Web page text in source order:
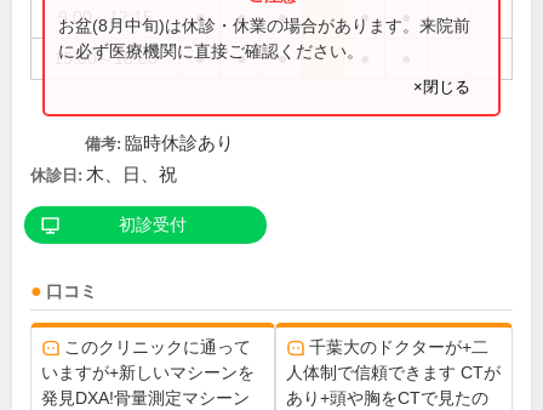
9:00～12:15 ● ● ● ●
15:00～18:00 ● ● ●
お盆(8月中旬)は休診・休業の場合があります。来院前
に必ず医療機関に直接ご確認ください。
×閉じる
備考: 臨時休診あり
休診日: 木、日、祝
初診受付
口コミ
このクリニックに通って
いますが+新しいマシーンを
発見DXA!骨量測定マシーン
千葉大のドクターが+二
人体制で信頼できます CTが
あり+頭や胸をCTで見たの